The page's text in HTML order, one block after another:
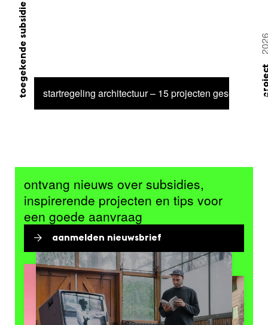
startregeling architectuur – 15 projecten geselecteerd
toegekende subsidie
ontvang nieuws over subsidies,
inspirerende projecten en tips voor
een goede aanvraag
aanmelden nieuwsbrief